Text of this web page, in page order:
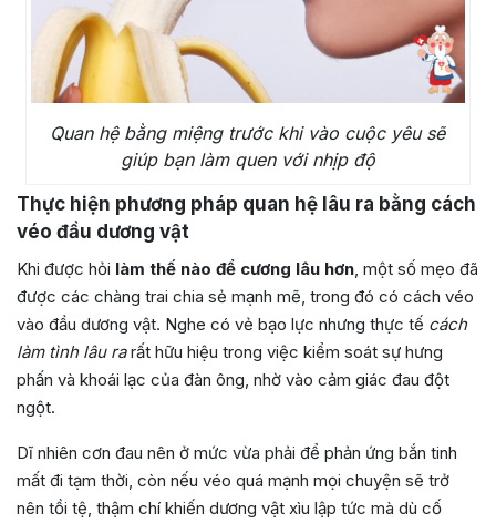
Quan hệ bằng miệng trước khi vào cuộc yêu sẽ
giúp bạn làm quen với nhịp độ
Thực hiện phương pháp quan hệ lâu ra bằng cách
véo đầu dương vật
Khi được hỏi làm thế nào để cương lâu hơn, một số mẹo đã
được các chàng trai chia sẻ mạnh mẽ, trong đó có cách véo
vào đầu dương vật. Nghe có vẻ bạo lực nhưng thực tế cách
làm tình lâu rarất hữu hiệu trong việc kiểm soát sự hưng
phấn và khoái lạc của đàn ông, nhờ vào cảm giác đau đột
ngột.
Dĩ nhiên cơn đau nên ở mức vừa phải để phản ứng bắn tinh
mất đi tạm thời, còn nếu véo quá mạnh mọi chuyện sẽ trở
nên tồi tệ, thậm chí khiến dương vật xìu lập tức mà dù cố